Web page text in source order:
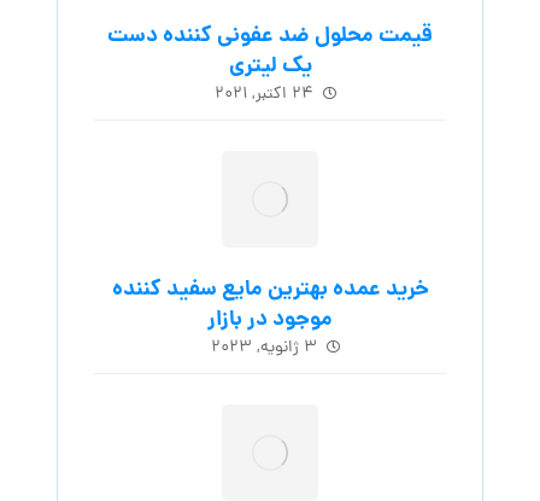
قیمت محلول ضد عفونی کننده دست
یک لیتری
۲۴ اکتبر, ۲۰۲۱
خرید عمده بهترین مایع سفید کننده
موجود در بازار
۳ ژانویه, ۲۰۲۳